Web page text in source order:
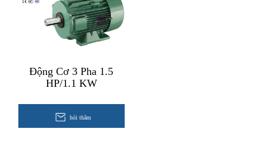
Động Cơ 3 Pha 1.5
HP/1.1 KW
hỏi thăm